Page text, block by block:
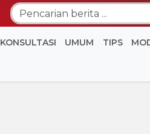
KONSULTASI UMUM TIPS